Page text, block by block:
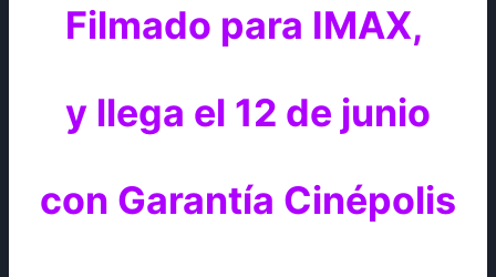
Filmado para IMAX,
y llega el 12 de junio
con Garantía Cinépolis